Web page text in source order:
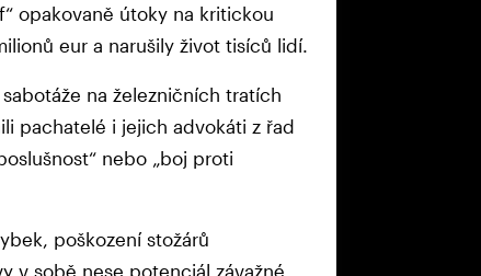
opakovaně útoky na kritickou
eur a narušily život tisíců lidí.
na železničních tratích
pachatelé i jejich advokáti z řad
nebo „boj proti
poškození stožárů
v sobě nese potenciál závažné